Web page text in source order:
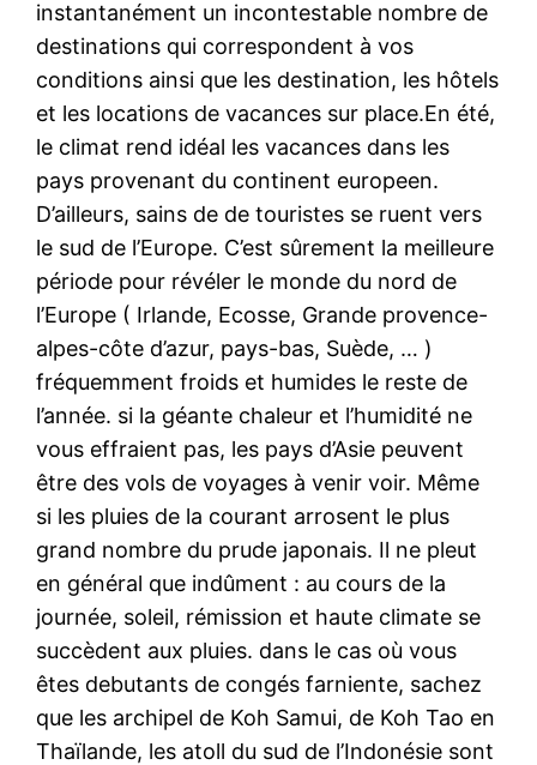
instantanément un incontestable nombre de
destinations qui correspondent à vos
conditions ainsi que les destination, les hôtels
et les locations de vacances sur place.En été,
le climat rend idéal les vacances dans les
pays provenant du continent europeen.
D’ailleurs, sains de de touristes se ruent vers
le sud de l’Europe. C’est sûrement la meilleure
période pour révéler le monde du nord de
l’Europe ( Irlande, Ecosse, Grande provence-
alpes-côte d’azur, pays-bas, Suède, … )
fréquemment froids et humides le reste de
l’année. si la géante chaleur et l’humidité ne
vous effraient pas, les pays d’Asie peuvent
être des vols de voyages à venir voir. Même
si les pluies de la courant arrosent le plus
grand nombre du prude japonais. Il ne pleut
en général que indûment : au cours de la
journée, soleil, rémission et haute climate se
succèdent aux pluies. dans le cas où vous
êtes debutants de congés farniente, sachez
que les archipel de Koh Samui, de Koh Tao en
Thaïlande, les atoll du sud de l’Indonésie sont